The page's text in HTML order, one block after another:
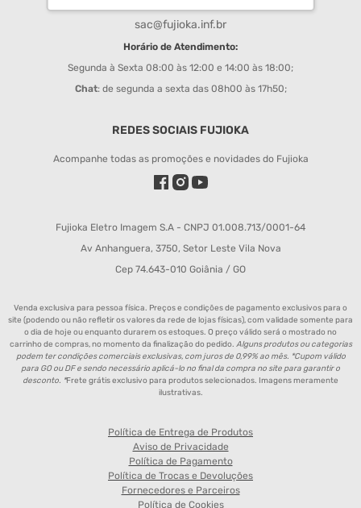
sac@fujioka.inf.br
Horário de Atendimento:
Segunda à Sexta 08:00 às 12:00 e 14:00 às 18:00;
Chat: de segunda a sexta das 08h00 às 17h50;
REDES SOCIAIS FUJIOKA
Acompanhe todas as promoções e novidades do Fujioka
Fujioka Eletro Imagem S.A - CNPJ 01.008.713/0001-64
Av Anhanguera, 3750, Setor Leste Vila Nova
Cep 74.643-010 Goiânia / GO
Venda exclusiva para pessoa física. Preços e condições de pagamento exclusivos para o
site (podendo ou não refletir os valores da rede de lojas físicas), com validade somente para
o dia de hoje ou enquanto durarem os estoques. O preço válido será o mostrado no
carrinho de compras, no momento da finalização do pedido. Alguns produtos ou categorias
podem ter condições comerciais exclusivas, com juros de 0,99% ao mês. *Cupom válido
para GO ou DF e sendo necessário aplicá-lo no final da compra no site para garantir o
desconto. *Frete grátis exclusivo para produtos selecionados. Imagens meramente
ilustrativas.
Política de Entrega de Produtos
Aviso de Privacidade
Política de Pagamento
Política de Trocas e Devoluções
Fornecedores e Parceiros
Política de Cookies